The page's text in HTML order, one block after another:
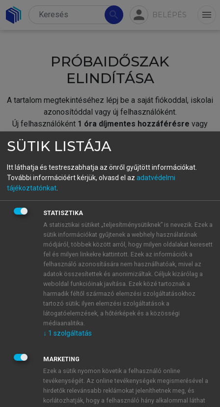
search person BELÉPÉS menu
PRÓBAIDŐSZAK
ELINDÍTÁSA
A tartalom megtekintéséhez lépj be a saját fiókoddal, iskolai
azonosítóddal vagy új felhasználóként.
Új felhasználóként 1 óra díjmentes hozzáférésre vagy
fiókoddal,vagy hozz létre új fiókot.
A regisztráció után apróbaidőszakautomatikusan
BELÉPÉS SAJÁT FIÓKKAL
ÚJ FIÓK LÉTREHOZÁSA
1 óra díjmentes hozzáférés
E-MAIL-CÍM
JELSZÓ
JELSZÓ ÚJRA
SÜTIK LISTÁJA
Itt láthatja és testreszabhatja az önről gyűjtött információkat.
További információért kérjük, olvasd el az adatvédelmi
tájékoztatónkat
STATISZTIKA
A statisztikai sütiket „teljesítménysütiknek” is nevezik. Ezek a
sütik információkat gyűjtenek a webhely használatának
módjáról, többek között arról, hogy milyen oldalakat keresett
fel és milyen linkekre kattintott. Ezek az információk a
felhasználó azonosítására nem használhatóak, mivel az
adatok összesítettek és anonimizáltak. Céljuk kizárólag a
weboldal funkcióinak javítása. Ezek közé tartoznak a
harmadik féltől származó elemzési szolgáltatásokhoz
tartozó sütik; ilyen elemzési szolgáltatások a
látogatóelemzések, a hőtérképek és a közösségi
médiaanalitika.
↓ 1 szolgáltatás
MARKETING
Ezek a sütik nyomon követik a felhasználó online
tevékenységét. Az online tevékenységek megismerésével a
hirdetők relevánsabb reklámokat jeleníthetnek meg, és
korlátozhatják, hogy a felhasználó hány alkalommal láthat